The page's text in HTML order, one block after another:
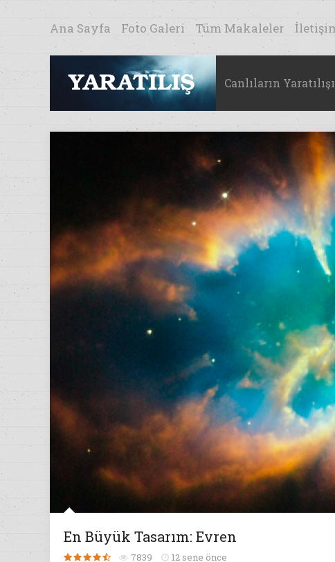
Ana Sayfa Foto Galeri Tüm Makaleler
Canlıların Yaratılışı
En Büyük Tasarım: Evren
7839 12 sene önce